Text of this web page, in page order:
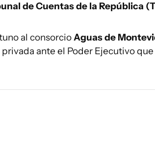
de Cuentas de la República
al consorcioAguas de
ante el Poder Ejecutivo